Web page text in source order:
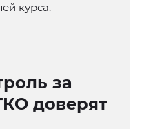
курса.
за
доверят